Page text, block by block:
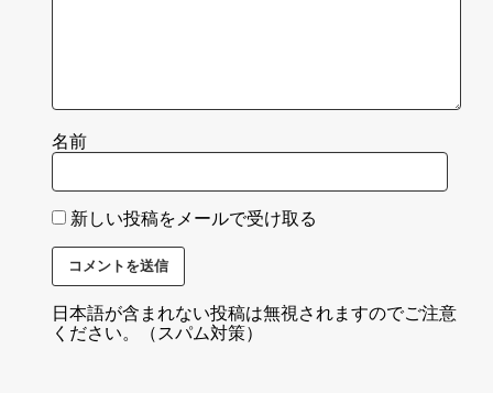
名前
新しい投稿をメールで受け取る
日本語が含まれない投稿は無視されますのでご注意
ください。（スパム対策）